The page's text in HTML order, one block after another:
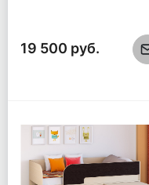
19 500 руб.